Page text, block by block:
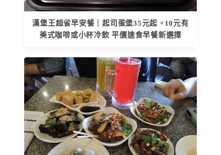
漢堡王超省早安餐｜起司蛋堡35元起 +10元有
美式咖啡或小杯冷飲 平價速食早餐新選擇